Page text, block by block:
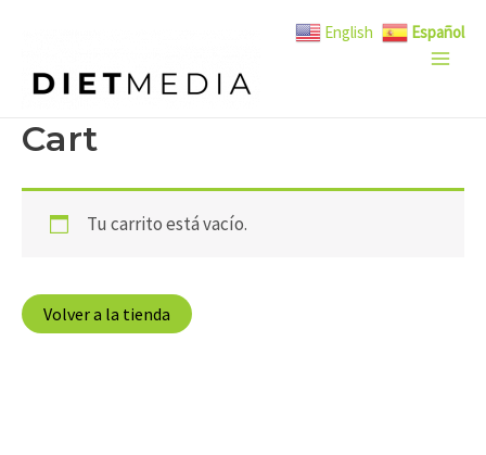
contenido
Main
Cart
Tu carrito está vacío.
Volver a la tienda
English Español